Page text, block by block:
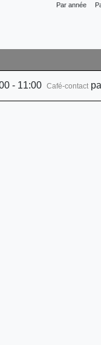
Par année
- 11:00 Café-contact